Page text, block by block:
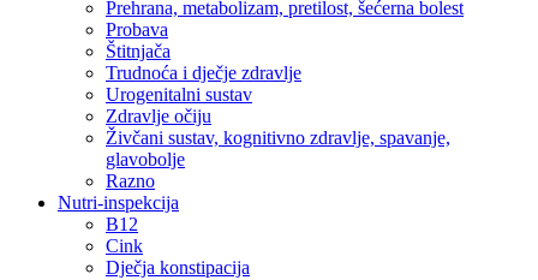
Prehrana, metabolizam, pretilost, šećerna bolest
Probava
Štitnjača
Trudnoća i dječje zdravlje
Urogenitalni sustav
Zdravlje očiju
Živčani sustav, kognitivno zdravlje, spavanje,
glavobolje
Razno
Nutri-inspekcija
B12
Cink
Dječja konstipacija